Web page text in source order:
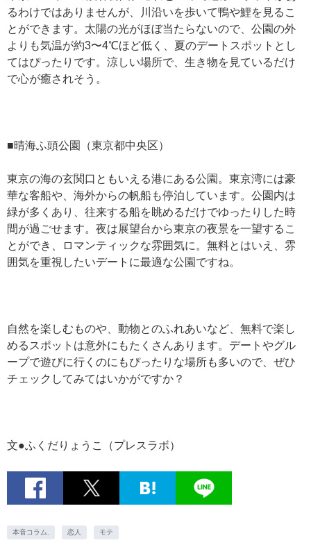
るわけではありませんが、川沿いを歩いて鴨や鯉を見るこ
とができます。太陽の光がほぼ当たらないので、公園の外
よりも気温が約3〜4℃ほど低く、夏のデートスポットとし
てはぴったりです。涼しい場所で、生き物を見ているだけ
で心が癒されそう。
■晴海ふ頭公園（東京都中央区）
東京の海の玄関口ともいえる港にある公園。東京湾には豪
華な客船や、海外からの帆船も停泊しています。公園内は
緑が多くあり、往来する船を眺めるだけでゆったりした時
間が過ごせます。夜は展望台から東京の夜景を一望するこ
とができ、ロマンティックな雰囲気に。無料とはいえ、雰
囲気を重視したいデートに最適な公園ですね。
自然を楽しむものや、動物とのふれあいなど、無料で楽し
めるスポットは意外にもたくさんあります。デートやグル
ープで遊びに行くのにもぴったりな場所も多いので、ぜひ
チェックしてみてはいかがですか？
文●ふくだりょうこ（プレスラボ）
本音コラム. 恋人 モテ